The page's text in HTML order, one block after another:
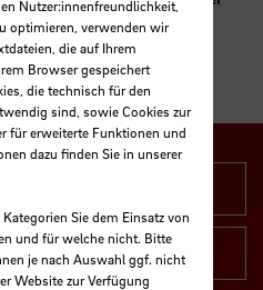
Nutzer:innenfreundlichkeit,
optimieren, verwenden wir
die auf Ihrem
Browser gespeichert
die technisch für den
sind, sowie Cookies zur
für erweiterte Funktionen und
dazu finden Sie in unserer
Sie dem Einsatz von
und für welche nicht. Bitte
je nach Auswahl ggf. nicht
Website zur Verfügung